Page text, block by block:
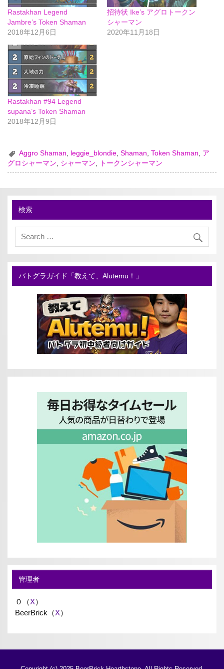
Rastakhan Legend
Jambre’s Token Shaman
2018年12月6日
招待状 Ike’s アグロトークン
シャーマン
2020年11月18日
Rastakhan #94 Legend
supana’s Token Shaman
2018年12月9日
Aggro Shaman leggie_blondie ,Shaman ,Token Shaman
ア
グロシャーマン
シャーマン トークンシャーマン
検索
バトグラガイド「教えて、Alutemu！」
管理者
０（X）
BeerBrick（X）